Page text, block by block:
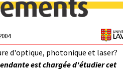
d'optique, photonique et laser?
est chargée d'étudier cet